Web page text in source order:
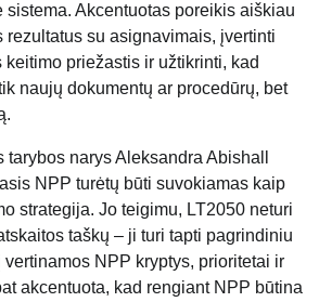
sistema. Akcentuotas poreikis aiškiau
su asignavimais, įvertinti
priežastis ir užtikrinti, kad
naujų dokumentų ar procedūrų, bet
tarybos narysAleksandra Abishall
NPP turėtų būti suvokiamas kaip
strategija. Jo teigimu, LT2050 neturi
taškų – ji turi tapti pagrindiniu
NPP kryptys, prioritetai ir
akcentuota, kad rengiant NPP būtina